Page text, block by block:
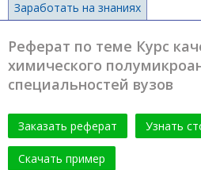
Заработать на знаниях
Реферат по теме Курс
химического
специальностей вузов
Заказать реферат Узнать
Скачать пример